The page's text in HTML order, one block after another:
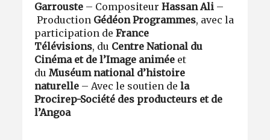
Garrouste – CompositeurHassan Ali –
Production Gédéon Programmes, avec la
participation deFrance
Télévisions, du Centre National du
Cinéma et de l’Image animée et
duMuséum national d’histoire
naturelle – Avec le soutien dela
Procirep-Société des producteurs et de
l’Angoa